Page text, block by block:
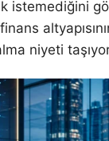
istemediğini
niyeti